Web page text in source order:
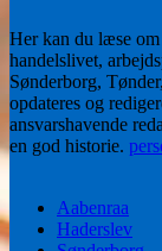
Her kan du læse om
handelslivet,
Sønderborg,
opdateres og
ansvarshavende
en god historie.
Aabenraa
Haderslev